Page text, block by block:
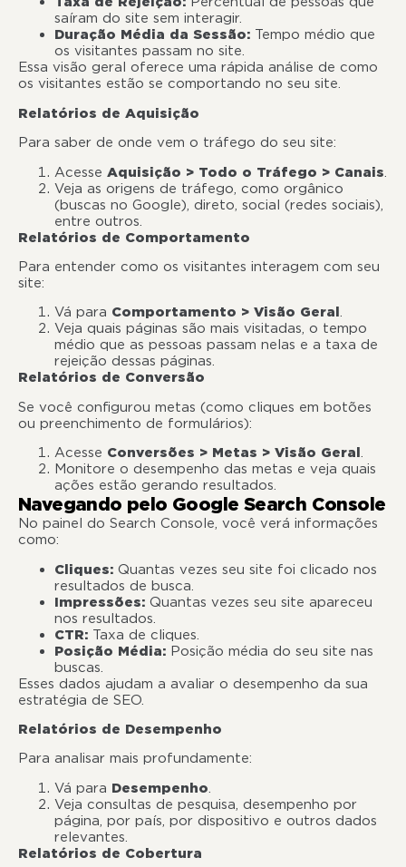
saíram do site sem interagir.
Duração Média da Sessão: Tempo médio que
os visitantes passam no site.
Essa visão geral oferece uma rápida análise de como
os visitantes estão se comportando no seu site.
Relatórios de Aquisição
Para saber de onde vem o tráfego do seu site:
Acesse Aquisição > Todo o Tráfego > Canais.
Veja as origens de tráfego, como orgânico
(buscas no Google), direto, social (redes sociais),
entre outros.
Relatórios de Comportamento
Para entender como os visitantes interagem com seu
site:
Vá para Comportamento > Visão Geral .
Veja quais páginas são mais visitadas, o tempo
médio que as pessoas passam nelas e a taxa de
rejeição dessas páginas.
Relatórios de Conversão
Se você configurou metas (como cliques em botões
ou preenchimento de formulários):
Acesse Conversões > Metas > Visão Geral.
Monitore o desempenho das metas e veja quais
ações estão gerando resultados.
Navegando pelo Google Search Console
No painel do Search Console, você verá informações
como:
Cliques: Quantas vezes seu site foi clicado nos
resultados de busca.
Impressões: Quantas vezes seu site apareceu
nos resultados.
CTR: Taxa de cliques.
Posição Média: Posição média do seu site nas
buscas.
Esses dados ajudam a avaliar o desempenho da sua
estratégia de SEO.
Relatórios de Desempenho
Para analisar mais profundamente:
Vá para Desempenho.
Veja consultas de pesquisa, desempenho por
página, por país, por dispositivo e outros dados
relevantes.
Relatórios de Cobertura